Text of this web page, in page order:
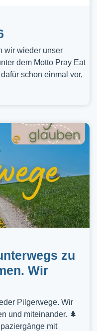
wir wieder unser
dem Motto Pray Eat
schon einmal vor,
zu
Wir
Pilgerwege. Wir
und miteinander. 🌲
mit